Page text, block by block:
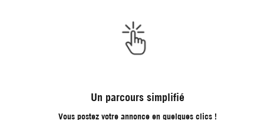
Un parcours simplifié
Vous postez votre annonce en quelques clics !